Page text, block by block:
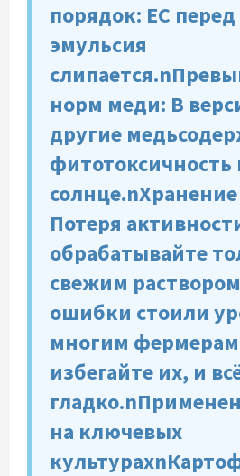
порядок: EC
эмульсия
норм меди: В
другие
фитотоксичность
Потеря
обрабатывайте
свежим
ошибки стоили
многим
избегайте их, и
на ключевых